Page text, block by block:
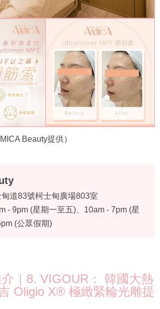
Beauty提供）
道83號柯士甸廣場803室
- 9pm (星期一至五)、10am - 7pm (星
(公眾假期)
｜8. VIGOUR： 韓國大熱
Oligio X® 極緻緊輪光雕提